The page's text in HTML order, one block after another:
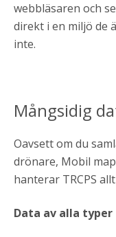
webbläsaren och
direkt i en miljö de
inte.
Mångsidig
Oavsett om du
drönare, Mobil
hanterar TRCPS
Data av alla typer